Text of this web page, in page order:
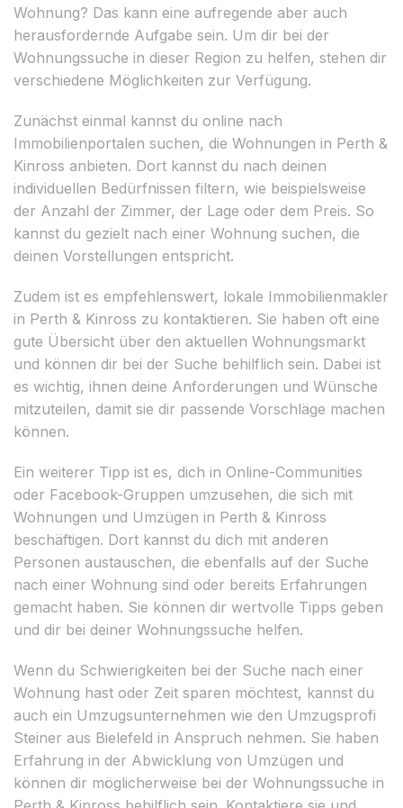
Wohnung? Das kann eine aufregende aber auch
herausfordernde Aufgabe sein. Um dir bei der
Wohnungssuche in dieser Region zu helfen, stehen dir
verschiedene Möglichkeiten zur Verfügung.
Zunächst einmal kannst du online nach
Immobilienportalen suchen, die Wohnungen in Perth &
Kinross anbieten. Dort kannst du nach deinen
individuellen Bedürfnissen filtern, wie beispielsweise
der Anzahl der Zimmer, der Lage oder dem Preis. So
kannst du gezielt nach einer Wohnung suchen, die
deinen Vorstellungen entspricht.
Zudem ist es empfehlenswert, lokale Immobilienmakler
in Perth & Kinross zu kontaktieren. Sie haben oft eine
gute Übersicht über den aktuellen Wohnungsmarkt
und können dir bei der Suche behilflich sein. Dabei ist
es wichtig, ihnen deine Anforderungen und Wünsche
mitzuteilen, damit sie dir passende Vorschläge machen
können.
Ein weiterer Tipp ist es, dich in Online-Communities
oder Facebook-Gruppen umzusehen, die sich mit
Wohnungen und Umzügen in Perth & Kinross
beschäftigen. Dort kannst du dich mit anderen
Personen austauschen, die ebenfalls auf der Suche
nach einer Wohnung sind oder bereits Erfahrungen
gemacht haben. Sie können dir wertvolle Tipps geben
und dir bei deiner Wohnungssuche helfen.
Wenn du Schwierigkeiten bei der Suche nach einer
Wohnung hast oder Zeit sparen möchtest, kannst du
auch ein Umzugsunternehmen wie den Umzugsprofi
Steiner aus Bielefeld in Anspruch nehmen. Sie haben
Erfahrung in der Abwicklung von Umzügen und
können dir möglicherweise bei der Wohnungssuche in